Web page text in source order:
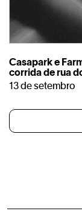
Casapark e
corrida de rua
13 de setembro